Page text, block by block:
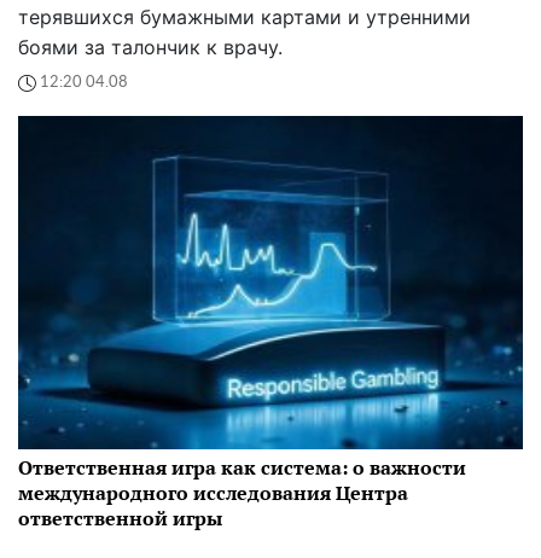
терявшихся бумажными картами и утренними
боями за талончик к врачу.
12:20 04.08
Ответственная игра как система: о важности
международного исследования Центра
ответственной игры